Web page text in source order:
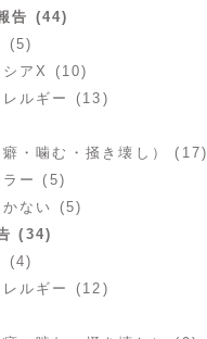
告 (44)
(5)
シアX (10)
レルギー (13)
・噛む・掻き壊し） (17)
ラー (5)
かない (5)
(34)
(4)
レルギー (12)